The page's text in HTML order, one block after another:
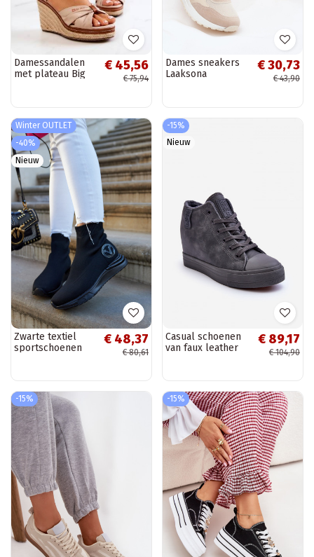
Damessandalen
met plateau Big
€ 45,56
€ 75,94
Dames sneakers
Laaksona
€ 30,73
€ 43,90
Winter OUTLET
-40%
Nieuw
Zwarte textiel
sportschoenen
€ 48,37
€ 80,61
-15%
Nieuw
Casual schoenen
van faux leather
€ 89,17
€ 104,90
-15% -15%